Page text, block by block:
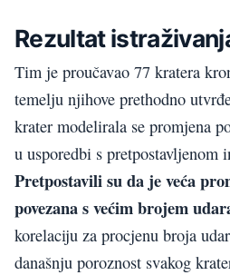
Rezultat
Tim je proučavao 77 kratera
temelju njihove prethodno
krater modelirala se promjena
u usporedbi s
Pretpostavili su da je veća
povezana s većim brojem
korelaciju za procjenu broja
današnju poroznost svakog